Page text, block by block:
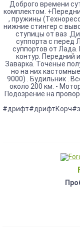
Доброго времени
комплектом.
, пружины
нижние стингер с
ступицы от ваз
суппорта с перед
суппортов от
контур. Передний
Заварка. Точеные
но на них
9000) . Будильник .
около 200 км. -
Подозрение на